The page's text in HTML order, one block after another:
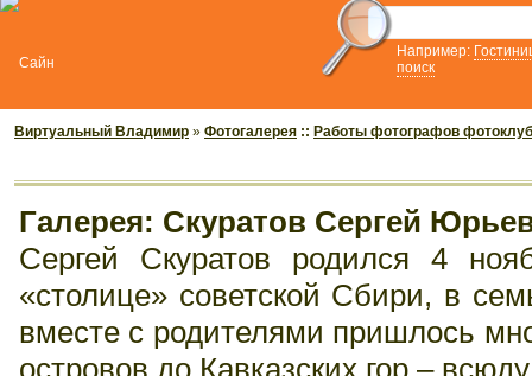
Например:
поиск
Виртуальный Владимир » Фотогалерея :: Работы фотографов
Галерея: Скуратов Сергей
Сергей Скуратов родился 4
«столице» советской Сбири, в
вместе с родителями пришлось
островов до Кавказских гор –